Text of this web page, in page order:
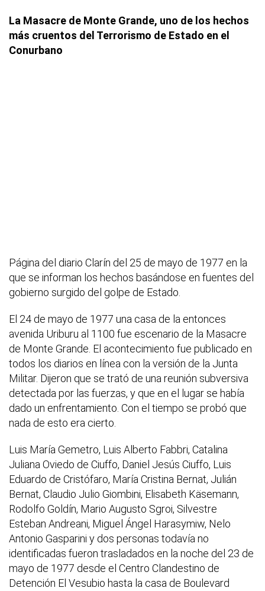
La Masacre de Monte Grande, uno de los hechos
más cruentos del Terrorismo de Estado en el
Conurbano
Página del diario Clarín del 25 de mayo de 1977 en la
que se informan los hechos basándose en fuentes del
gobierno surgido del golpe de Estado.
El 24 de mayo de 1977 una casa de la entonces
avenida Uriburu al 1100 fue escenario de la Masacre
de Monte Grande. El acontecimiento fue publicado en
todos los diarios en línea con la versión de la Junta
Militar. Dijeron que se trató de una reunión subversiva
detectada por las fuerzas, y que en el lugar se había
dado un enfrentamiento. Con el tiempo se probó que
nada de esto era cierto.
Luis María Gemetro, Luis Alberto Fabbri, Catalina
Juliana Oviedo de Ciuffo, Daniel Jesús Ciuffo, Luis
Eduardo de Cristófaro, María Cristina Bernat, Julián
Bernat, Claudio Julio Giombini, Elisabeth Käsemann,
Rodolfo Goldín, Mario Augusto Sgroi, Silvestre
Esteban Andreani, Miguel Ángel Harasymiw, Nelo
Antonio Gasparini y dos personas todavía no
identificadas fueron trasladados en la noche del 23 de
mayo de 1977 desde el Centro Clandestino de
Detención El Vesubio hasta la casa de Boulevard